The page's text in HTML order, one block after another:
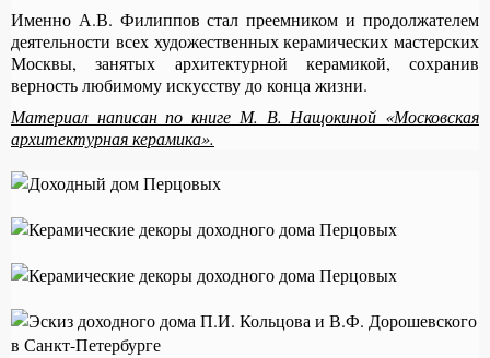
Именно А.В. Филиппов стал преемником и продолжателем
деятельности всех художественных керамических мастерских
Москвы, занятых архитектурной керамикой, сохранив
верность любимому искусству до конца жизни.
Материал написан по книге М. В. Нащокиной «Московская
архитектурная керамика».